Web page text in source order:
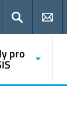
uživatele
Hledat
pro